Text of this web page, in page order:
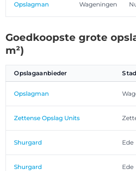
Opslagman Wageningen
Goedkoopste grote
m²)
Opslagaanbieder Stad
Opslagman
Zettense Opslag Units
Shurgard Ede
Shurgard Ede